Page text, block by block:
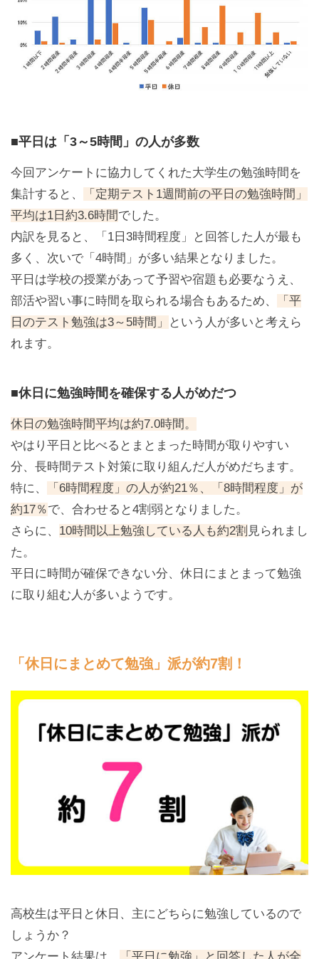
■平日は「3～5時間」の人が多数
今回アンケートに協力してくれた大学生の勉強時間を
集計すると、
「定期テスト1週間前の平日の勉強時間」
平均は1日約3.6時間でした。
内訳を見ると、「1日3時間程度」と回答した人が最も
多く、次いで「4時間」が多い結果となりました。
平日は学校の授業があって予習や宿題も必要なうえ、
部活や習い事に時間を取られる場合もあるため、
「平
日のテスト勉強は3～5時間」
という人が多いと考えら
れます。
■休日に勉強時間を確保する人がめだつ
休日の勉強時間平均は約7.0時間。
やはり平日と比べるとまとまった時間が取りやすい
分、長時間テスト対策に取り組んだ人がめだちます。
特に、
「6時間程度」の人が約21％、「8時間程度」が
約17％で、合わせると4割弱となりました。
さらに、 10時間以上勉強している人も約2割 見られまし
た。
平日に時間が確保できない分、休日にまとまって勉強
に取り組む人が多いようです。
「休日にまとめて勉強」派が約7割！
高校生は平日と休日、主にどちらに勉強しているので
しょうか？
アンケート結果は、
「平日に勉強」と回答した人が全